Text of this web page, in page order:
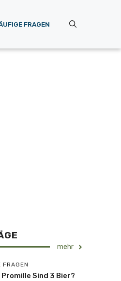
FRAGEN
mehr
FRAGEN
Promille Sind 3 Bier?